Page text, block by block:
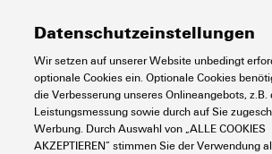
Aufzugsschachtverdrahtung 0
Datenschutzeinstellungen
Wir setzen auf unserer Website unbedingt
optionale Cookies ein. Optionale Cookies
die Verbesserung unseres Onlineangebots, z.B.
Leistungsmessung sowie durch auf Sie
Werbung. Durch Auswahl von „ALLE COOKIES
AKZEPTIEREN“ stimmen Sie der Verwendung